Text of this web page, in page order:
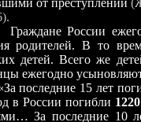
от преступлений
России ежегодно
родителей. В то
детей. Всего же
ежегодно
15 лет
в России погибли 1220
За последние 10